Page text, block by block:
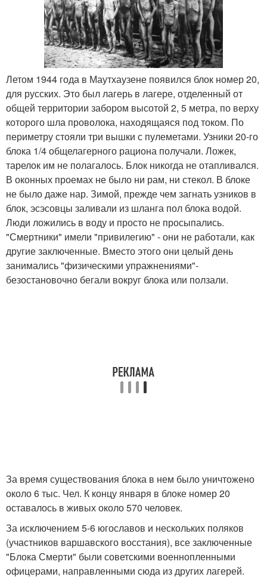
Летом 1944 года в Маутхаузене появился блок номер 20,
для русских. Это был лагерь в лагере, отделенный от
общей территории забором высотой 2, 5 метра, по верху
которого шла проволока, находящаяся под током. По
периметру стояли три вышки с пулеметами. Узники 20-го
блока 1/4 общелагерного рациона получали. Ложек,
тарелок им не полагалось. Блок никогда не отапливался.
В оконных проемах не было ни рам, ни стекол. В блоке
не было даже нар. Зимой, прежде чем загнать узников в
блок, эсэсовцы заливали из шланга пол блока водой.
Люди ложились в воду и просто не просыпались.
"Смертники" имели "привилегию" - они не работали, как
другие заключенные. Вместо этого они целый день
занимались "физическими упражнениями"-
безостановочно бегали вокруг блока или ползали.
За время существования блока в нем было уничтожено
около 6 тыс. Чел. К концу января в блоке номер 20
оставалось в живых около 570 человек.
За исключением 5-6 югославов и нескольких поляков
(участников варшавского восстания), все заключенные
"Блока Смерти" были советскими военнопленными
офицерами, направленными сюда из других лагерей.